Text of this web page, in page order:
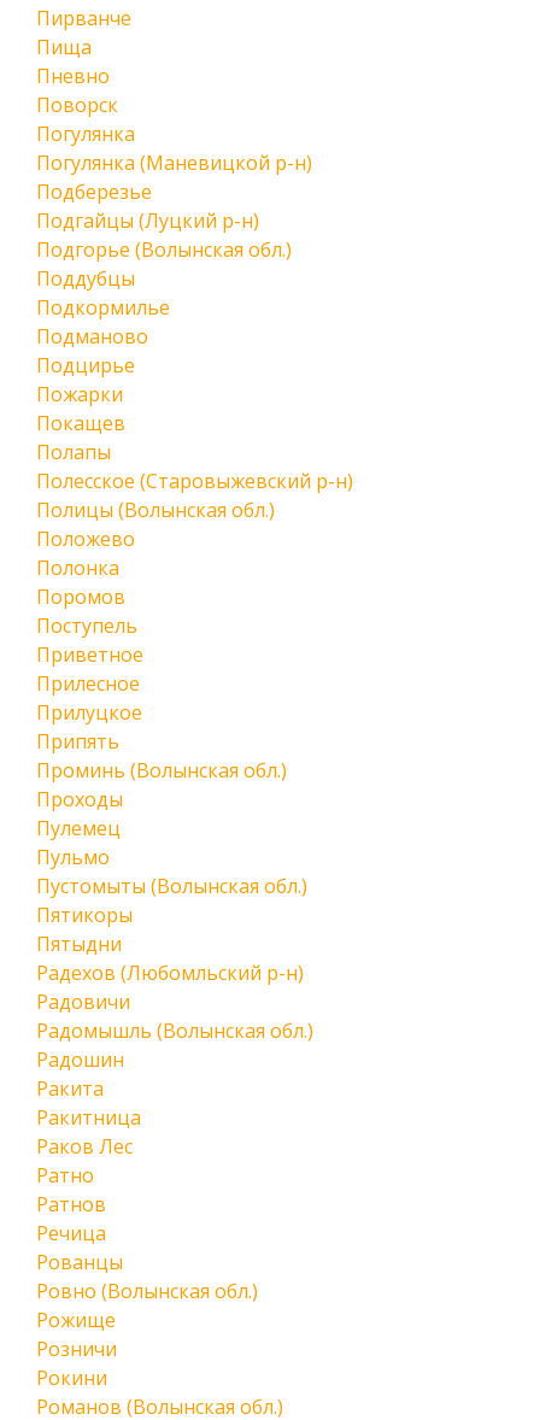
Пирванче
Пища
Пневно
Поворск
Погулянка
Погулянка (Маневицкой р-н)
Подберезье
Подгайцы (Луцкий р-н)
Подгорье (Волынская обл.)
Поддубцы
Подкормилье
Подманово
Подцирье
Пожарки
Покащев
Полапы
Полесское (Старовыжевский р-н)
Полицы (Волынская обл.)
Положево
Полонка
Поромов
Поступель
Приветное
Прилесное
Прилуцкое
Припять
Проминь (Волынская обл.)
Проходы
Пулемец
Пульмо
Пустомыты (Волынская обл.)
Пятикоры
Пятыдни
Радехов (Любомльский р-н)
Радовичи
Радомышль (Волынская обл.)
Радошин
Ракита
Ракитница
Раков Лес
Ратно
Ратнов
Речица
Рованцы
Ровно (Волынская обл.)
Рожище
Розничи
Рокини
Романов (Волынская обл.)